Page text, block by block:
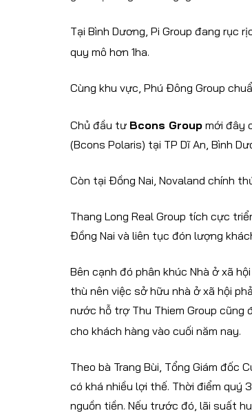
Tại Bình Dương, Pi Group đang rục
quy mô hơn 1ha.
Cùng khu vực, Phú Đông Group
Chủ đầu tư Bcons Group mới đây
(Bcons Polaris) tại TP Dĩ An, Bình
Còn tại Đồng Nai, Novaland chính
Thang Long Real Group tích cực
Đồng Nai và liên tục đón lượng
Bên cạnh đó phân khúc Nhà ở xã
thù nên việc sở hữu nhà ở xã hội
nước hỗ trợ Thu Thiem Group cũng
cho khách hàng vào cuối năm nay.
Theo bà Trang Bùi, Tổng Giám đốc
có khá nhiều lợi thế. Thời điểm quý
nguồn tiền. Nếu trước đó, lãi suất